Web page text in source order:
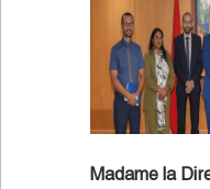
Madame la